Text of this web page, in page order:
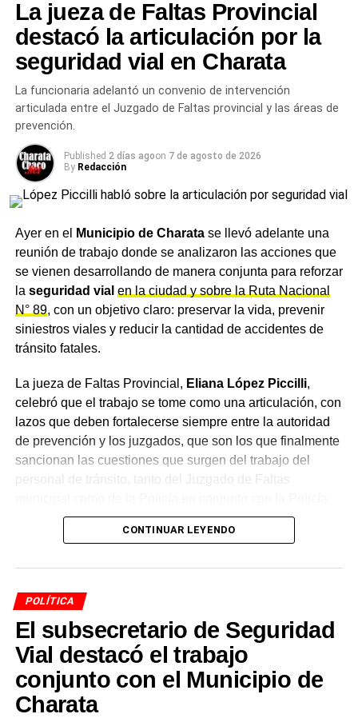
NOTICIAS
La Justicia de Estados Unidos anuló la condena
de US$18.000 millones contra Argentina por el
juicio de YPF y Milei celebró con insultos a
Kicillof y Cristina
donde los vecinos y deportistas se encuentran, entrenan
y crecen.
Másnoticias de CharataenCharataChaco.Net.
La jueza de Faltas Provincial
destacó la articulación por la
seguridad vial en Charata
La funcionaria adelantó un convenio de intervención
articulada entre el Juzgado de Faltas provincial y las áreas de
prevención.
Published 2 días agoon 7 de agosto de 2026
By Redacción
Ayer en el Municipio de Charatase llevó adelante una
reunión de trabajo donde se analizaron las acciones que
se vienen desarrollando de manera conjunta para reforzar
la seguridad vial en la ciudad y sobre la Ruta Nacional
N° 89, con un objetivo claro: preservar la vida, prevenir
siniestros viales y reducir la cantidad de accidentes de
tránsito fatales.
La jueza de Faltas Provincial, Eliana López Piccilli,
celebró que el trabajo se tome como una articulación, con
lazos que deben fortalecerse siempre entre la autoridad
de prevención y los juzgados, que son los que finalmente
sancionan las cuestiones que surgen del trabajo del
personal de tránsito, tanto del Juzgado de Faltas
Caminera.
articulada
La funcionaria adelantó que se conversó sobre un
convenio de intervención articulada, mediante el cual
el Juzgado de Faltas judicial y provincial tomaría
intervención en los procedimientos de tránsito. Según
explicó, el objetivo es trabajar de manera articulada y
CONTINUAR LEYENDO
POLÍTICA
El subsecretario de Seguridad
Vial destacó el trabajo
conjunto con el Municipio de
Charata